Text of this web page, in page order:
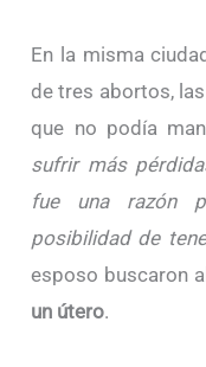
En la misma
de tres abortos,
que no podía
sufrir más
fue una razón
posibilidad de
esposo buscaron
un útero.